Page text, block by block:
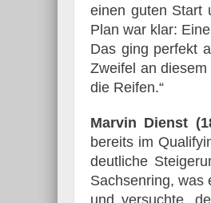
einen guten Start
Plan war klar:
Das ging perfekt
Zweifel an
die Reifen.“
Marvin Dienst
bereits im
deutliche
Sachsenring, was
und versuchte,